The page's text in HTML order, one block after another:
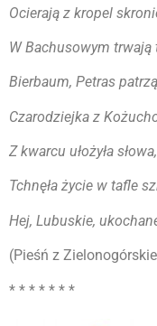
Ocierają z kropel
W Bachusowym trwają
Bierbaum, Petras
Czarodziejka z
Z kwarcu ułożyła słowa,
Tchnęła życie w tafle
Hej, Lubuskie,
(Pieśń z
* * * * * * *